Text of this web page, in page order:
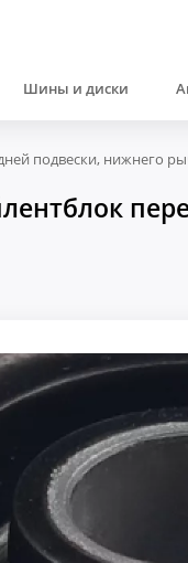
Шины и диски
подвески, нижнего